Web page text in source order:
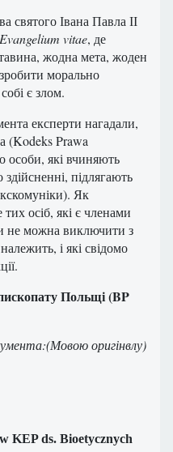
святого Івана Павла ІІ
Evangelium vitae, де
жодна мета, жоден
морально
є злом.
експерти нагадали,
(Kodeks Prawa
особи, які вчиняють
підлягають
Як
осіб, які є членами
не можна виключити з
і які свідомо
Польщі (BP
(Мовою оригінвлу)
KEP ds. Bioetycznych